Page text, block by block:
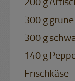
200 g
300 g
300 g
140 g
Frischkäse